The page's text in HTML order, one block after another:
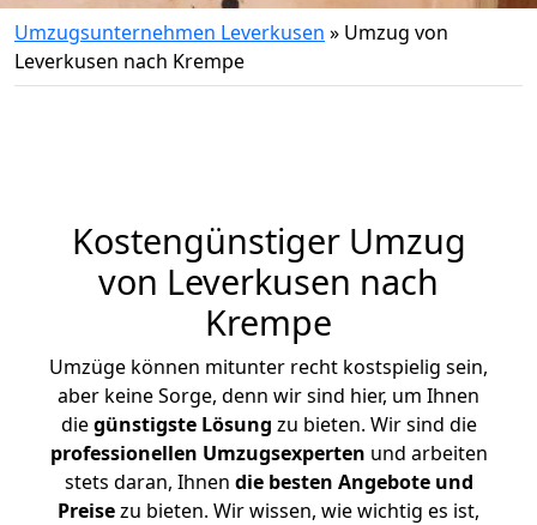
Umzugsunternehmen Leverkusen » Umzug von
Leverkusen nach Krempe
Kostengünstiger Umzug
von Leverkusen nach
Krempe
Umzüge können mitunter recht kostspielig sein,
aber keine Sorge, denn wir sind hier, um Ihnen
diegünstigste Lösung zu bieten. Wir sind die
professionellen Umzugsexperten und arbeiten
stets daran, Ihnen die besten Angebote und
Preisezu bieten. Wir wissen, wie wichtig es ist,